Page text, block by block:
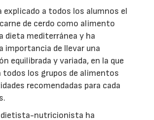
explicado a todos los alumnos el
de cerdo como alimento
dieta mediterránea y ha
importancia de llevar una
equilibrada y variada, en la que
todos los grupos de alimentos
recomendadas para cada
dietista-nutricionista ha